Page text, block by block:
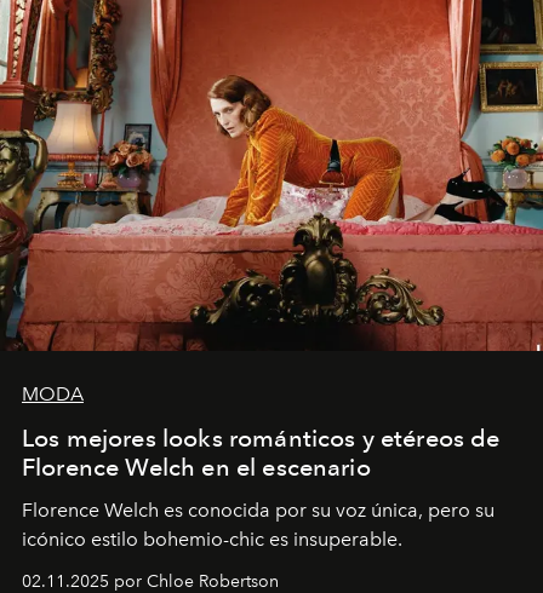
MODA
Los mejores looks románticos y etéreos de
Florence Welch en el escenario
Florence Welch es conocida por su voz única, pero su
icónico estilo bohemio-chic es insuperable.
02.11.2025 por Chloe Robertson